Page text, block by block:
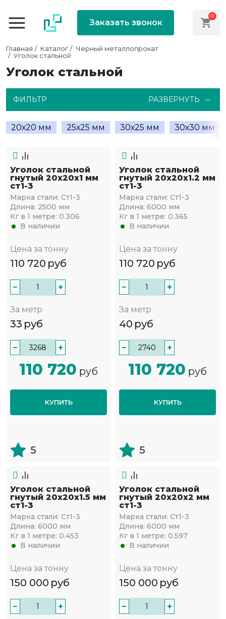
Заказать звонок
0
Главная Каталог
Черный металлопрокат
Уголок стальной
Уголок стальной
ФИЛЬТР РАЗВЕРНУТЬ
20х20 мм 25х25 мм 30х25 мм 30х30 мм
Уголок стальной
гнутый 20х20x1 мм
ст1-3
Марка стали: Ст1-3
Длина: 2500 мм
Кг в 1 метре: 0.306
В наличии
Цена за тонну
110 720 руб
− +
За метр
33 руб
− +
110 720 руб
КУПИТЬ
5
Уголок стальной
гнутый 20х20x1.2 мм
ст1-3
Марка стали: Ст1-3
Длина: 6000 мм
Кг в 1 метре: 0.365
В наличии
Цена за тонну
110 720 руб
− +
За метр
40 руб
− +
110 720 руб
КУПИТЬ
5
Уголок стальной
гнутый 20х20x1.5 мм
ст1-3
Марка стали: Ст1-3
Длина: 6000 мм
Кг в 1 метре: 0.453
В наличии
Цена за тонну
150 000 руб
− +
Уголок стальной
гнутый 20х20x2 мм
ст1-3
Марка стали: Ст1-3
Длина: 6000 мм
Кг в 1 метре: 0.597
В наличии
Цена за тонну
150 000 руб
− +